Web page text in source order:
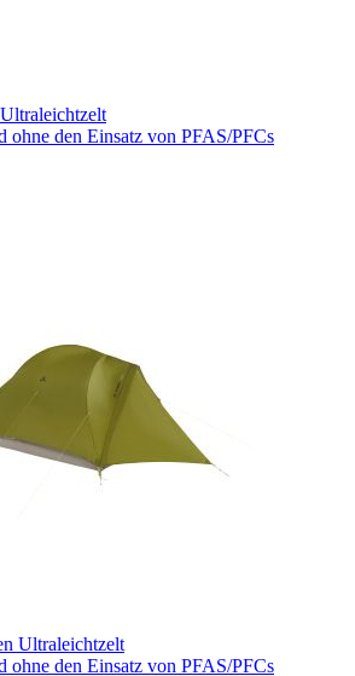
ohne den Einsatz von PFAS/PFCs
Ultraleichtzelt
ohne den Einsatz von PFAS/PFCs